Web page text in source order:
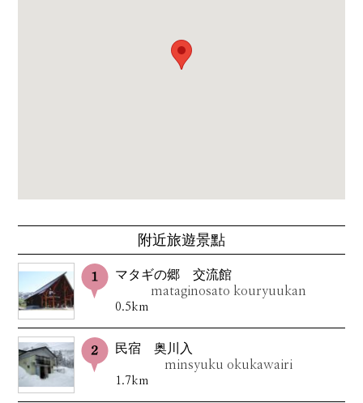
附近旅遊景點
マタギの郷 交流館
mataginosato kouryuukan
0.5km
民宿 奥川入
minsyuku okukawairi
1.7km